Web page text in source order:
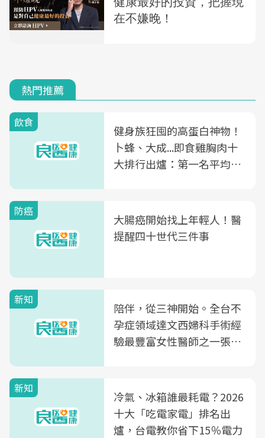
熱門推薦
飲食
健身族狂囤的高蛋白神物！
卜蜂、大成...即食雞胸肉十
大排行出爐：第一名平均一
防癌
大腸癌開始找上年輕人！醫
提醒四十世代三件事
新知
陪伴，從三神開始。全台不
孕症領域達文西婦科手術經
驗最豐富女性醫師之一張永
光田醫院建構360度女性健
康照護生態圈
新知
冷氣、冰箱誰最耗電？2026
十大「吃電家電」排名出
爐，台電教你省下15％電力